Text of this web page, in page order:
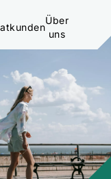
Über
uns